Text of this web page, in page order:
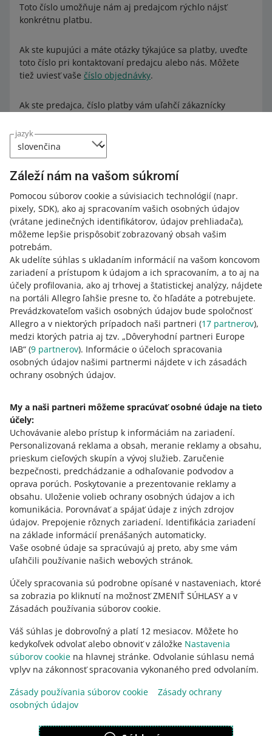
jazyk
Záleží nám na vašom súkromí
Pomocou súborov cookie a súvisiacich technológií (napr.
pixely, SDK), ako aj spracovaním vašich osobných údajov
(vrátane jedinečných identifikátorov, údajov prehliadača),
môžeme lepšie prispôsobiť zobrazovaný obsah vašim
potrebám.
Ak udelíte súhlas s ukladaním informácií na vašom koncovom
zariadení a prístupom k údajom a ich spracovaním, a to aj na
účely profilovania, ako aj trhovej a štatistickej analýzy, nájdete
na portáli Allegro ľahšie presne to, čo hľadáte a potrebujete.
Prevádzkovateľom vašich osobných údajov bude spoločnosť
Allegro a v niektorých prípadoch naši partneri (17 partnerov),
medzi ktorých patria aj tzv. „Dôveryhodní partneri Europe
IAB“ (9 partnerov). Informácie o účeloch spracovania
osobných údajov našimi partnermi nájdete v ich zásadách
ochrany osobných údajov.
My a naši partneri môžeme spracúvať osobné údaje na tieto
účely:
Uchovávanie alebo prístup k informáciám na zariadení.
Personalizovaná reklama a obsah, meranie reklamy a obsahu,
prieskum cieľových skupín a vývoj služieb. Zaručenie
bezpečnosti, predchádzanie a odhaľovanie podvodov a
oprava porúch. Poskytovanie a prezentovanie reklamy a
obsahu. Uloženie volieb ochrany osobných údajov a ich
komunikácia. Porovnávať a spájať údaje z iných zdrojov
údajov. Prepojenie rôznych zariadení. Identifikácia zariadení
na základe informácií prenášaných automaticky.
Vaše osobné údaje sa spracúvajú aj preto, aby sme vám
uľahčili používanie našich webových stránok.
Účely spracovania sú podrobne opísané v nastaveniach, ktoré
sa zobrazia po kliknutí na možnosť ZMENIŤ SÚHLASY a v
Zásadách používania súborov cookie.
Váš súhlas je dobrovoľný a platí 12 mesiacov. Môžete ho
kedykoľvek odvolať alebo obnoviť v záložke Nastavenia
súborov cookie na hlavnej stránke. Odvolanie súhlasu nemá
vplyv na zákonnosť spracovania vykonaného pred odvolaním.
Zásady používania súborov cookie
Zásady ochrany
osobných údajov
Toto číslo umožňuje nám aj predajcom rýchlo nájsť
konkrétnu platbu.
Ak ste kupujúci a máte otázky týkajúce sa platby, uveďte
toto číslo pri kontaktovaní predajcu alebo nás. Môžete
tiež uviesť vaše číslo objednávky.
Ak ste predajca, číslo platby vám uľahčí zákaznícky
budete môcť rýchlo nájsť príslušnú objednávku a
skontrolovať jej stav. Jednoducho prejdite na kartu
Objednávkya do vyhľadávacieho panela zadajte číslo
platby.
V závislosti od toho, či ste predajca alebo kupujúci,
nájdete číslo platby na rôznych miestach na portáli
Allegro.
Ak ste kupujúcim, číslo platby nájdete v
e-mailovom oznámení o platbe za zakúpený produkt
podrobnostiach objednávky dostupných na karte
História nákupovv časti Platby.
Ak ste predajca, číslo platby nájdete v
e-mailovom oznámení o platbe uskutočnenej
podrobnostiach nákupu dostupných na karte
Objednávky
v súhrnoch dostupných na karteFinančné prostriedky
a história transakcií.
Potrebujete pomoc?
KONTAKTUJTE NÁS
vzhľad: svetlý motív